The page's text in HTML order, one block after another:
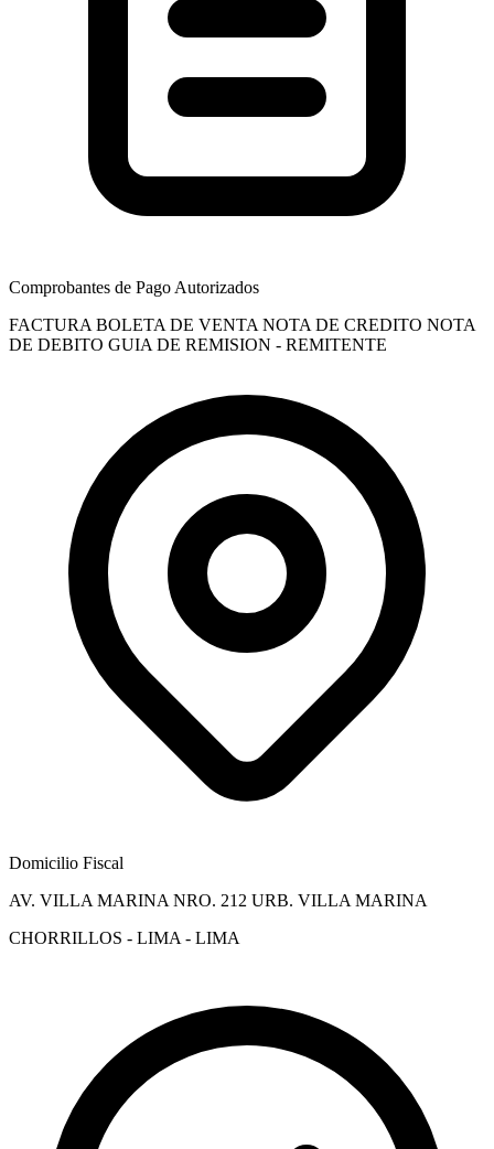
Comprobantes de Pago Autorizados
FACTURA BOLETA DE VENTA NOTA DE CREDITO NOTA
DE DEBITO GUIA DE REMISION - REMITENTE
Domicilio Fiscal
AV. VILLA MARINA NRO. 212 URB. VILLA MARINA
CHORRILLOS - LIMA - LIMA